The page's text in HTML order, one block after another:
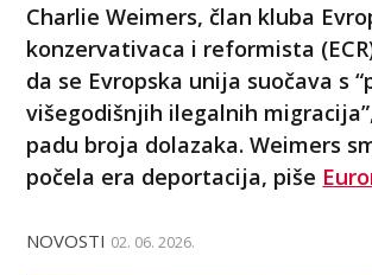
Charlie Weimers, član kluba
konzervativaca i reformista
da se Evropska unija suočava s
višegodišnjih ilegalnih
padu broja dolazaka. Weimers
počela era deportacija, piše
NOVOSTI 02. 06. 2026.